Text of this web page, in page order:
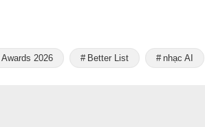
2026 Better List nhạc AI